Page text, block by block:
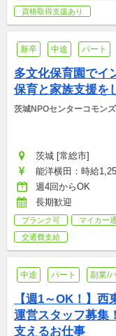
資格取得支援あり
新卒 中途 パート
多文化保育園でイ
保育と家族支援を
茨城NPOセンターコモンズ
茨城 [常総市]
能洋横田：時給
10,000円
週4回からOK
長期歓迎
ブランク可 マイカー
交通費支給
中途 パート 副業/
【週1～OK！】
運営スタッフ募集
支えるお仕事